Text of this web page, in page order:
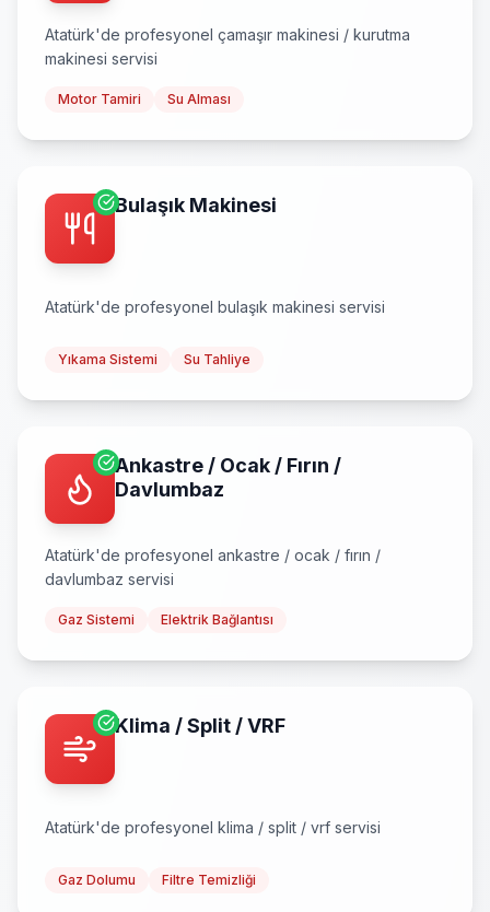
Atatürk'de profesyonel çamaşır makinesi / kurutma
makinesi servisi
Motor Tamiri Su Alması
Bulaşık Makinesi
Atatürk'de profesyonel bulaşık makinesi servisi
Yıkama Sistemi Su Tahliye
Ankastre / Ocak / Fırın /
Davlumbaz
Atatürk'de profesyonel ankastre / ocak / fırın /
davlumbaz servisi
Gaz Sistemi Elektrik Bağlantısı
Klima / Split / VRF
Atatürk'de profesyonel klima / split / vrf servisi
Gaz Dolumu Filtre Temizliği